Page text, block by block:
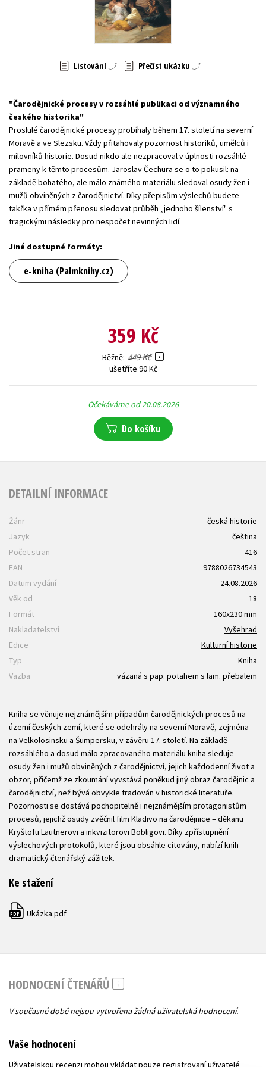
Zahraniční literatura
Všechny tituly
Listování Přečíst ukázku
Čarodějnické procesy v rozsáhlé publikaci od významného
českého historika
Proslulé čarodějnické procesy probíhaly během 17. století na severní
Moravě a ve Slezsku. Vždy přitahovaly pozornost historiků, umělců i
milovníků historie. Dosud nikdo ale nezpracoval v úplnosti rozsáhlé
prameny k těmto procesům. Jaroslav Čechura se o to pokusil: na
základě bohatého, ale málo známého materiálu sledoval osudy žen i
mužů obviněných z čarodějnictví. Díky přepisům výslechů budete
takřka v přímém přenosu sledovat průběh „jednoho šílenství" s
tragickými následky pro nespočet nevinných lidí.
Jiné dostupné formáty:
e-kniha (Palmknihy.cz)
359 Kč
Běžně 449 Kč
ušetříte 90 Kč
Očekáváme od 20.08.2026
Do košíku
DETAILNÍ INFORMACE
Žánr
česká historie
Jazyk
čeština
Počet stran
416
EAN
9788026734543
Datum vydání
24.08.2026
Věk od
18
Formát
160x230 mm
Nakladatelství
Vyšehrad
Edice
Kulturní historie
Typ
Kniha
Vazba
vázaná s pap. potahem s lam. přebalem
Kniha se věnuje nejznámějším případům čarodějnických procesů na
území českých zemí, které se odehrály na severní Moravě, zejména
na Velkolosinsku a Šumpersku, v závěru 17. století. Na základě
rozsáhlého a dosud málo zpracovaného materiálu kniha sleduje
osudy žen i mužů obviněných z čarodějnictví, jejich každodenní život a
obzor, přičemž ze zkoumání vyvstává poněkud jiný obraz čarodějnic a
čarodějnictví, než bývá obvykle tradován v historické literatuře.
Pozornosti se dostává pochopitelně i nejznámějším protagonistům
procesů, jejichž osudy zvěčnil film Kladivo na čarodějnice – děkanu
Kryštofu Lautnerovi a inkvizitorovi Bobligovi. Díky zpřístupnění
výslechových protokolů, které jsou obsáhle citovány, nabízí knih
dramatický čtenářský zážitek.
Ke stažení
PDF Ukázka.pdf
HODNOCENÍ ČTENÁŘŮ
V současné době nejsou vytvořena žádná uživatelská hodnocení.
Vaše hodnocení
Uživatelskou recenzi mohou vkládat pouze registrovaní uživatelé